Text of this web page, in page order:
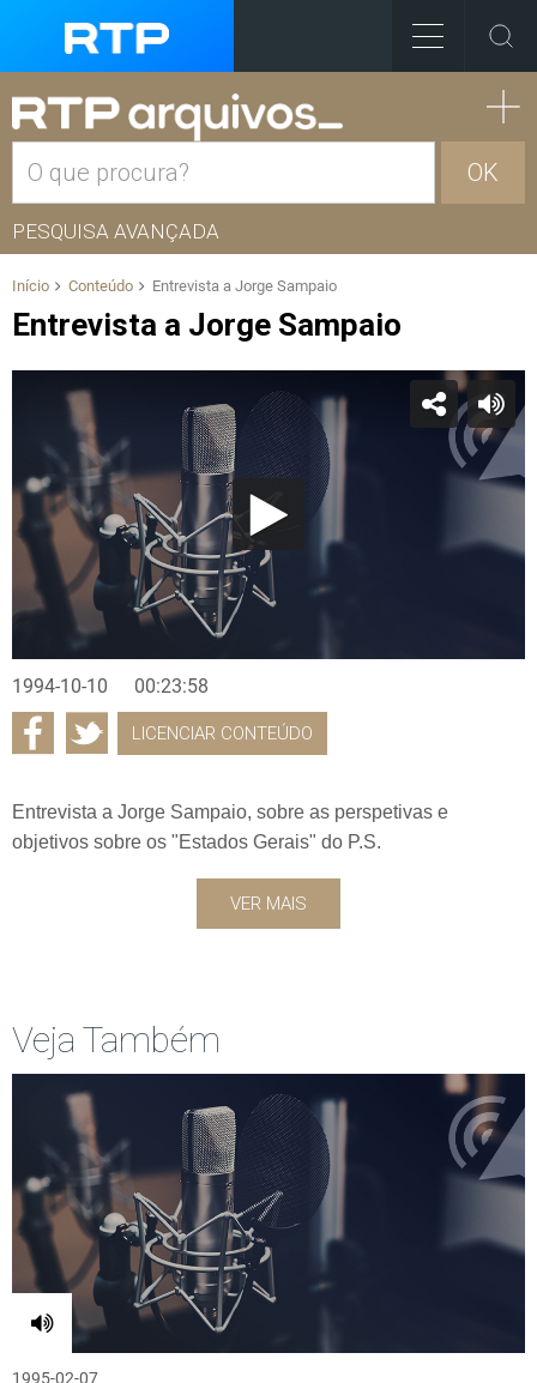
OK
PESQUISA AVANÇADA
Início Conteúdo Entrevista a Jorge Sampaio
Entrevista a Jorge Sampaio
1994-10-10 00:23:58
LICENCIAR CONTEÚDO
Entrevista a Jorge Sampaio, sobre as perspetivas e
objetivos sobre os "Estados Gerais" do P.S.
VER MAIS
Veja Também
1995-02-07